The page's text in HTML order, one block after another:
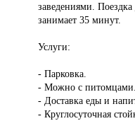
заведениями.
занимает 35 минут.
Услуги:
- Парковка.
- Можно с питомцами.
- Доставка еды и
- Круглосуточная